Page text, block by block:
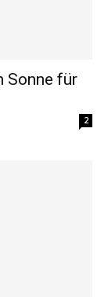
Sonne für
2